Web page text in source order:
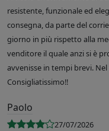
resistente, funzionale ed
consegna, da parte del
giorno in più rispetto alla
venditore il quale anzi si è
avvenisse in tempi brevi.
Consigliatissimo!!
Paolo
27/07/2026